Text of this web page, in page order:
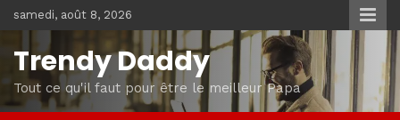
to
content
samedi, août 8, 2026
Trendy Daddy
Tout ce qu'il faut pour être le meilleur Papa